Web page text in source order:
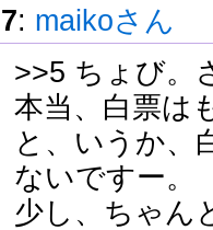
7: maikoさん
>>5 ちょび。
本当、白票は
と、いうか、
ないですー。
少し、ちゃん